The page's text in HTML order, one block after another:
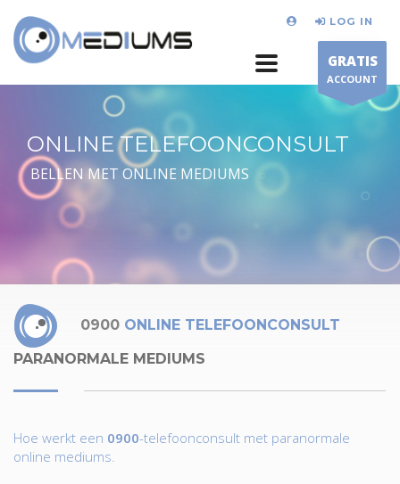
LOG IN
GRATIS
ACCOUNT
ONLINE TELEFOONCONSULT
BELLEN MET ONLINE MEDIUMS
0900 ONLINE TELEFOONCONSULT
PARANORMALE MEDIUMS
Hoe werkt een 0900-telefoonconsult met paranormale
online mediums.